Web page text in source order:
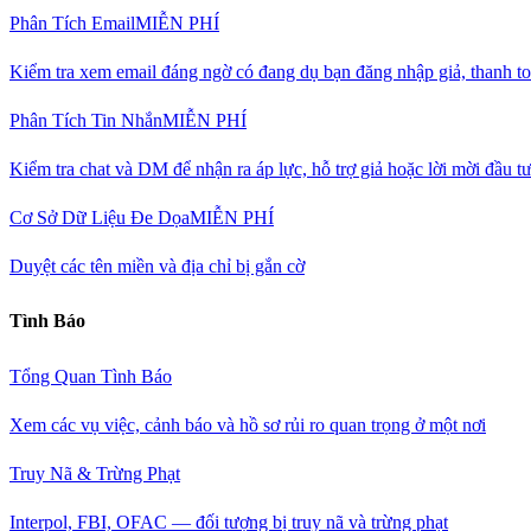
Phân Tích EmailMIỄN PHÍ
Kiểm tra xem email đáng ngờ có đang dụ bạn đăng nhập giả, thanh
Phân Tích Tin NhắnMIỄN PHÍ
Kiểm tra chat và DM để nhận ra áp lực, hỗ trợ giả hoặc lời mời đầu tư
Cơ Sở Dữ Liệu Đe DọaMIỄN PHÍ
Duyệt các tên miền và địa chỉ bị gắn cờ
Tình Báo
Tổng Quan Tình Báo
Xem các vụ việc, cảnh báo và hồ sơ rủi ro quan trọng ở một nơi
Truy Nã & Trừng Phạt
Interpol, FBI, OFAC — đối tượng bị truy nã và trừng phạt